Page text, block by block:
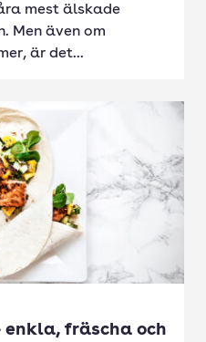
mest älskade
Men även om
är det...
fräscha och